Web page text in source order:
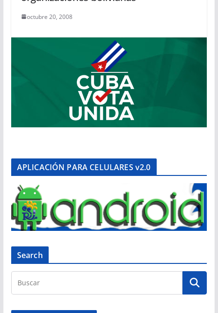
octubre 20, 2008
APLICACIÓN PARA CELULARES v2.0
Search